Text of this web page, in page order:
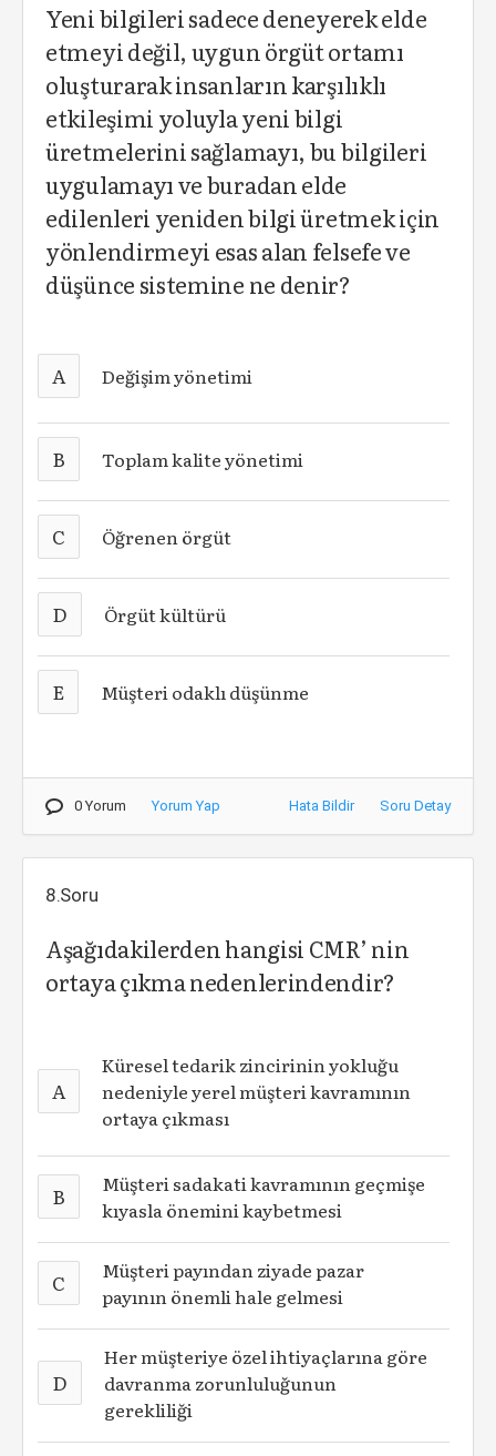
Yeni bilgileri sadece deneyerek elde
etmeyi değil, uygun örgüt ortamı
oluşturarak insanların karşılıklı
etkileşimi yoluyla yeni bilgi
üretmelerini sağlamayı, bu bilgileri
uygulamayı ve buradan elde
edilenleri yeniden bilgi üretmek için
yönlendirmeyi esas alan felsefe ve
düşünce sistemine ne denir?
A Değişim yönetimi
B Toplam kalite yönetimi
C Öğrenen örgüt
D Örgüt kültürü
E Müşteri odaklı düşünme
0 Yorum Yorum Yap Hata Bildir Soru Detay
8.Soru
Aşağıdakilerden hangisi CMR’ nin
ortaya çıkma nedenlerindendir?
A
Küresel tedarik zincirinin yokluğu
nedeniyle yerel müşteri kavramının
ortaya çıkması
B
Müşteri sadakati kavramının geçmişe
kıyasla önemini kaybetmesi
C
Müşteri payından ziyade pazar
payının önemli hale gelmesi
D
Her müşteriye özel ihtiyaçlarına göre
davranma zorunluluğunun
gerekliliği